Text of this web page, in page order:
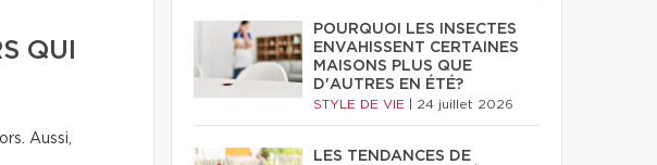
QUI
Aussi,
POURQUOI LES INSECTES
ENVAHISSENT CERTAINES
MAISONS PLUS QUE
D'AUTRES EN ÉTÉ?
STYLE DE VIE 24 juillet 2026
LES TENDANCES DE